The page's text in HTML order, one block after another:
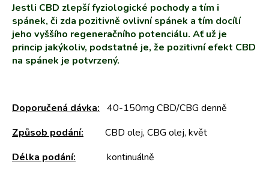
Jestli CBD zlepší fyziologické pochody a tím i
spánek, či zda pozitivně ovlivní spánek a tím docílí
jeho vyššího regeneračního potenciálu. Ať už je
princip jakýkoliv, podstatné je, že pozitivní efekt CBD
na spánek je potvrzený.
Doporučená dávka: 40-150mg CBD/CBG denně
Způsob podání:
CBD olej, CBG olej, květ
Délka podání:
kontinuálně